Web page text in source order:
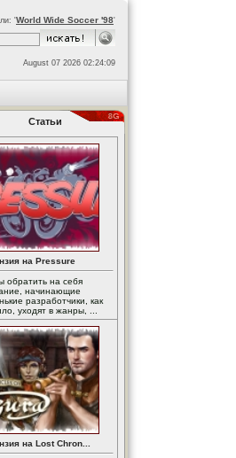
'World Wide Soccer '98'
August 07 2026 02:24:09
Статьи
на Pressure
обратить на себя
начинающие
разработчики, как
уходят в жанры, ...
на Lost Chron...